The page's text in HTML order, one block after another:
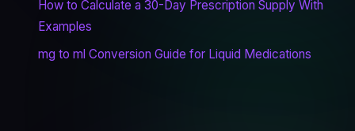
How to Calculate a 30-Day Prescription Supply With
Examples
mg to ml Conversion Guide for Liquid Medications